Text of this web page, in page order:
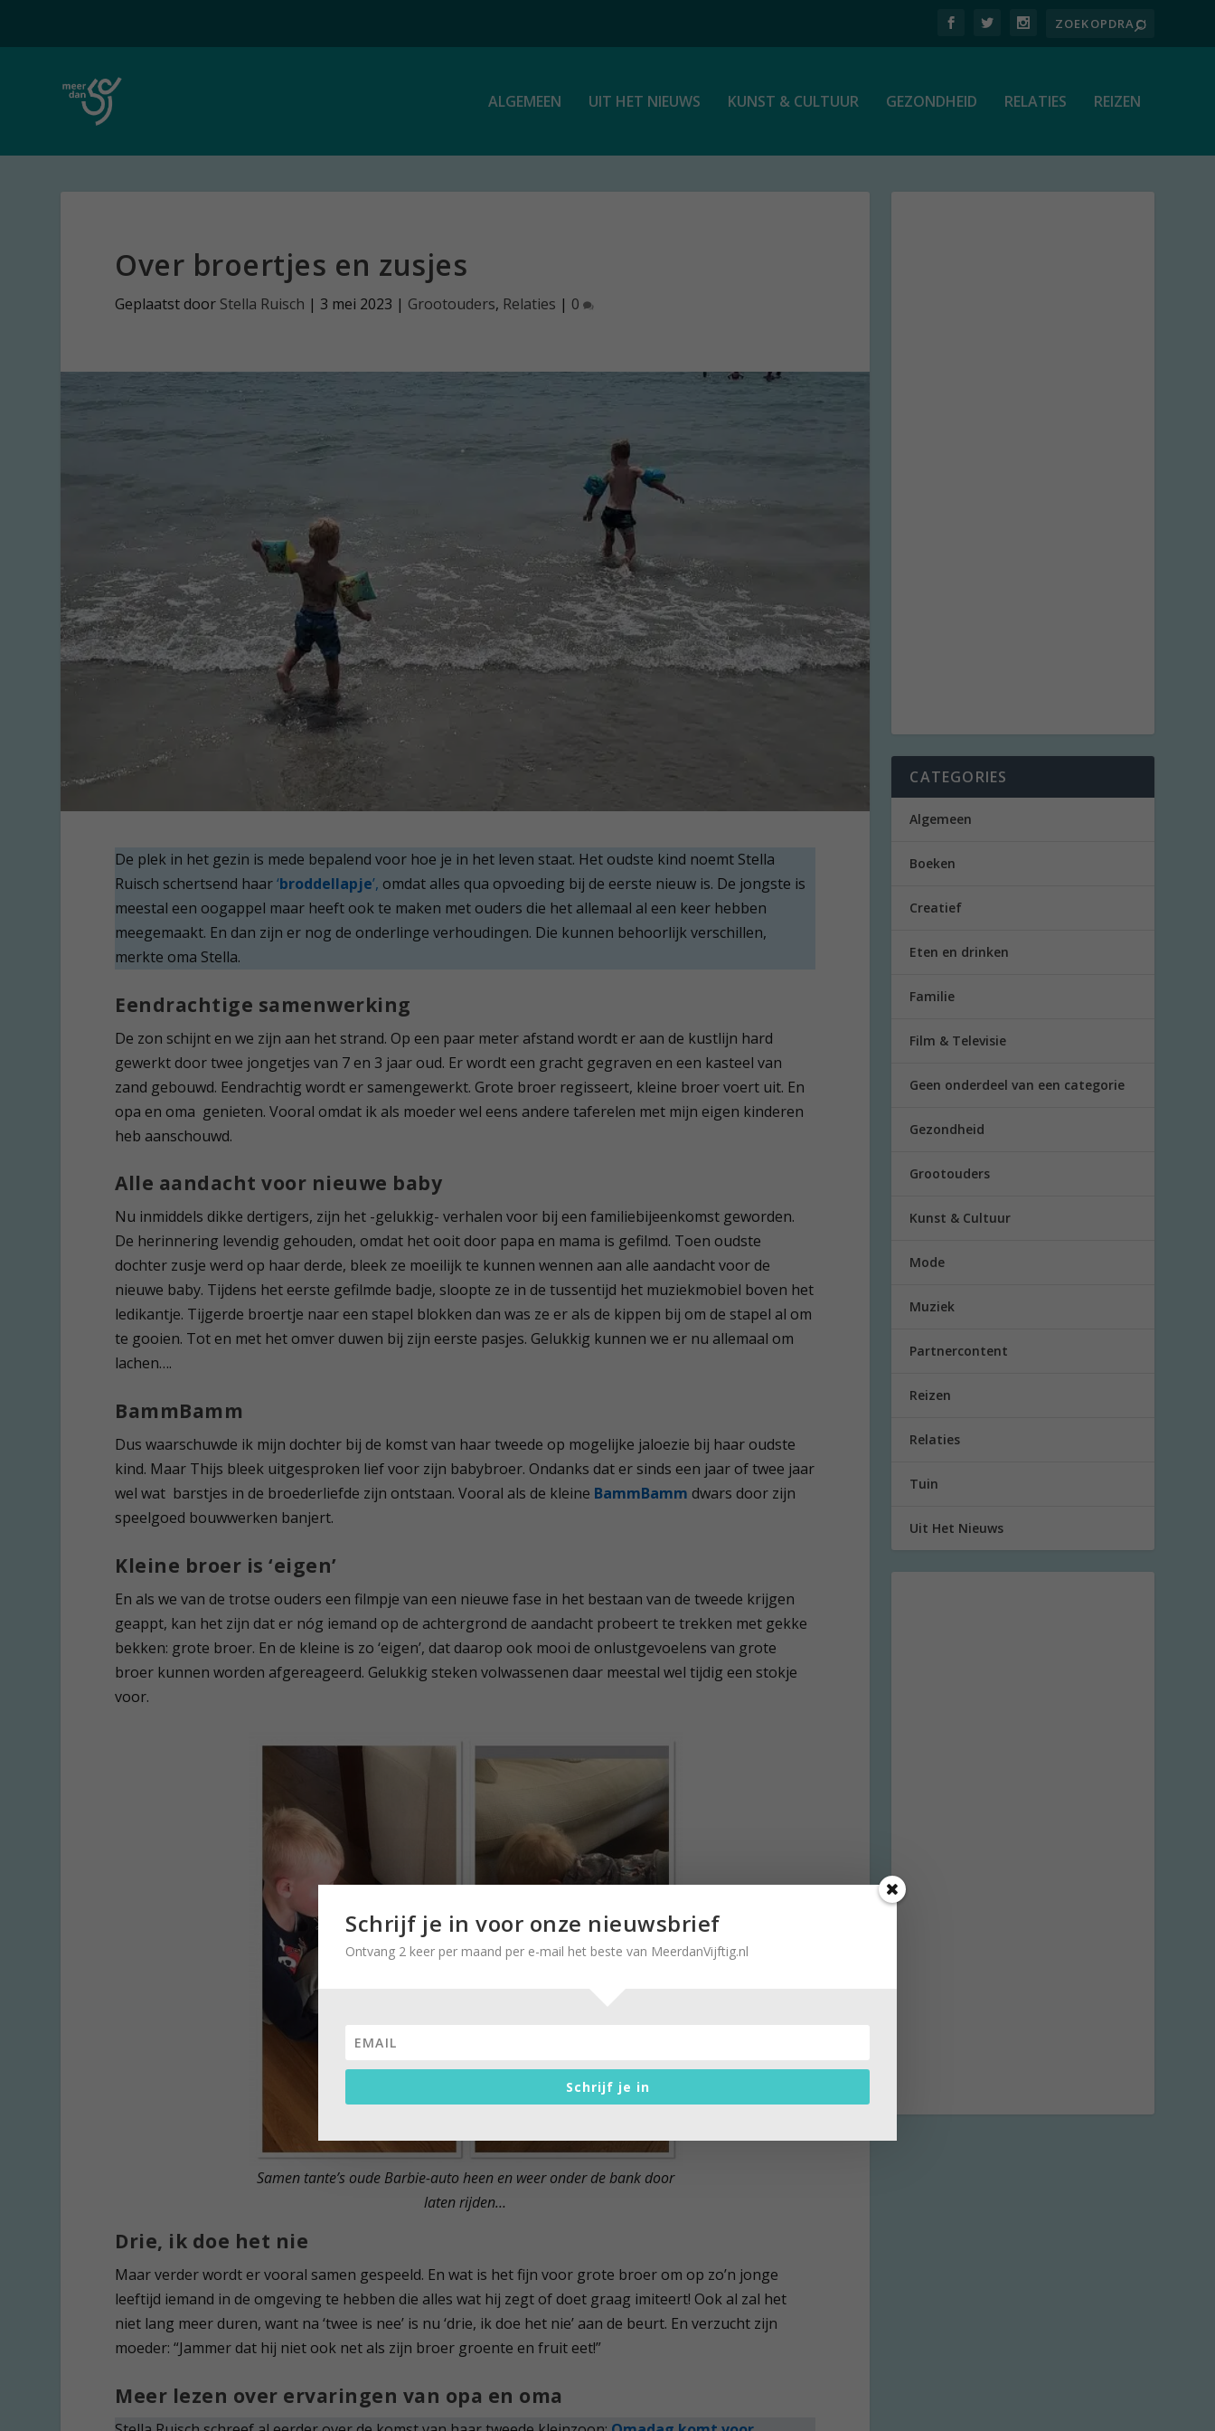
ALGEMEEN UIT HET NIEUWS KUNST & CULTUUR GEZONDHEID RELATIES REIZEN
Over broertjes en zusjes
Geplaatst door Stella Ruisch | 3 mei 2023 | Grootouders, Relaties | 0
De plek in het gezin is mede bepalend voor hoe je in het leven staat. Het oudste kind noemt Stella
Ruisch schertsend haar‘broddellapje’, omdat alles qua opvoeding bij de eerste nieuw is. De jongste is
meestal een oogappel maar heeft ook te maken met ouders die het allemaal al een keer hebben
meegemaakt. En dan zijn er nog de onderlinge verhoudingen. Die kunnen behoorlijk verschillen,
merkte oma Stella.
Eendrachtige samenwerking
De zon schijnt en we zijn aan het strand. Op een paar meter afstand wordt er aan de kustlijn hard
gewerkt door twee jongetjes van 7 en 3 jaar oud. Er wordt een gracht gegraven en een kasteel van
zand gebouwd. Eendrachtig wordt er samengewerkt. Grote broer regisseert, kleine broer voert uit. En
opa en oma genieten. Vooral omdat ik als moeder wel eens andere taferelen met mijn eigen kinderen
heb aanschouwd.
Alle aandacht voor nieuwe baby
Nu inmiddels dikke dertigers, zijn het -gelukkig- verhalen voor bij een familiebijeenkomst geworden.
De herinnering levendig gehouden, omdat het ooit door papa en mama is gefilmd. Toen oudste
dochter zusje werd op haar derde, bleek ze moeilijk te kunnen wennen aan alle aandacht voor de
nieuwe baby. Tijdens het eerste gefilmde badje, sloopte ze in de tussentijd het muziekmobiel boven het
ledikantje. Tijgerde broertje naar een stapel blokken dan was ze er als de kippen bij om de stapel al om
te gooien. Tot en met het omver duwen bij zijn eerste pasjes. Gelukkig kunnen we er nu allemaal om
lachen….
BammBamm
Dus waarschuwde ik mijn dochter bij de komst van haar tweede op mogelijke jaloezie bij haar oudste
kind. Maar Thijs bleek uitgesproken lief voor zijn babybroer. Ondanks dat er sinds een jaar of twee jaar
wel wat barstjes in de broederliefde zijn ontstaan. Vooral als de kleine BammBamm dwars door zijn
speelgoed bouwwerken banjert.
Kleine broer is ‘eigen’
En als we van de trotse ouders een filmpje van een nieuwe fase in het bestaan van de tweede krijgen
geappt, kan het zijn dat er nóg iemand op de achtergrond de aandacht probeert te trekken met gekke
bekken: grote broer. En de kleine is zo ‘eigen’, dat daarop ook mooi de onlustgevoelens van grote
broer kunnen worden afgereageerd. Gelukkig steken volwassenen daar meestal wel tijdig een stokje
voor.
Samen tante’s oude Barbie-auto heen en weer onder de bank door
laten rijden…
Drie, ik doe het nie
Maar verder wordt er vooral samen gespeeld. En wat is het fijn voor grote broer om op zo’n jonge
leeftijd iemand in de omgeving te hebben die alles wat hij zegt of doet graag imiteert! Ook al zal het
niet lang meer duren, want na ‘twee is nee’ is nu ‘drie, ik doe het nie’ aan de beurt. En verzucht zijn
moeder: “Jammer dat hij niet ook net als zijn broer groente en fruit eet!”
Meer lezen over ervaringen van opa en oma
CATEGORIES
Algemeen
Boeken
Creatief
Eten en drinken
Familie
Film & Televisie
Geen onderdeel van een categorie
Gezondheid
Grootouders
Kunst & Cultuur
Mode
Muziek
Partnercontent
Reizen
Relaties
Tuin
Uit Het Nieuws
Schrijf je in voor onze nieuwsbrief
Ontvang 2 keer per maand per e-mail het beste van MeerdanVijftig.nl
Schrijf je in